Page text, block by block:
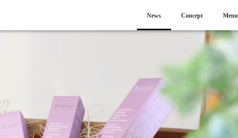
News Concept Menu